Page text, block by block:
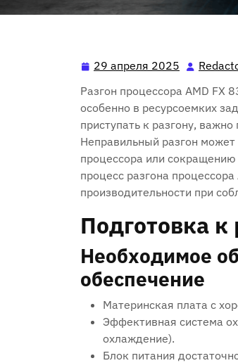
29 апреля 2025 29
Разгон процессора AMD FX
особенно в ресурсоемких
приступать к разгону,
Неправильный разгон
процессора или
процесс разгона процессора
производительности при
Подготовка к
Необходимое
обеспечение
Материнская плата с
Эффективная система
охлаждение).
Блок питания